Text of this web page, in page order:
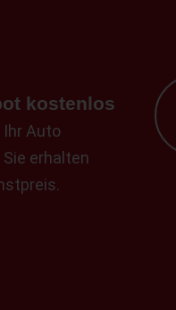
kostenlos
Ihr Auto
erhalten